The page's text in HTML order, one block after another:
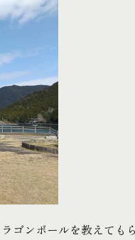
ゴンボールを教えても